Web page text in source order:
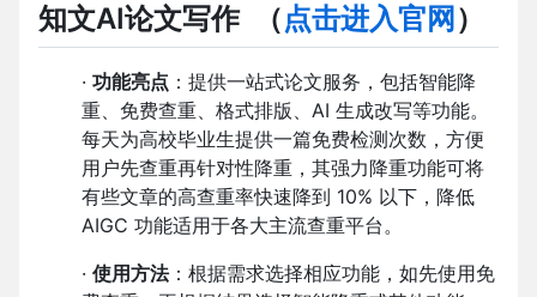
知文AI论文写作（点击进入官网 ）
· 功能亮点 ：提供一站式论文服务，包括智能降
重、免费查重、格式排版、AI 生成改写等功能。
每天为高校毕业生提供一篇免费检测次数，方便
用户先查重再针对性降重，其强力降重功能可将
有些文章的高查重率快速降到 10% 以下，降低
AIGC 功能适用于各大主流查重平台。
· 使用方法：根据需求选择相应功能，如先使用免